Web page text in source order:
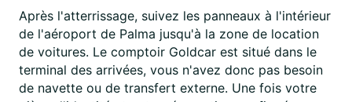
Après l'atterrissage, suivez les panneaux à l'intérieur
de l'aéroport de Palma jusqu'à la zone de location
de voitures. Le comptoir Goldcar est situé dans le
terminal des arrivées, vous n'avez donc pas besoin
de navette ou de transfert externe. Une fois votre